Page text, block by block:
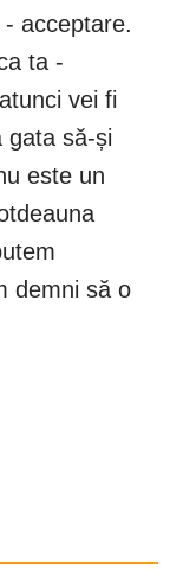
acceptare.
ta -
vei fi
gata să-și
este un
demni să o